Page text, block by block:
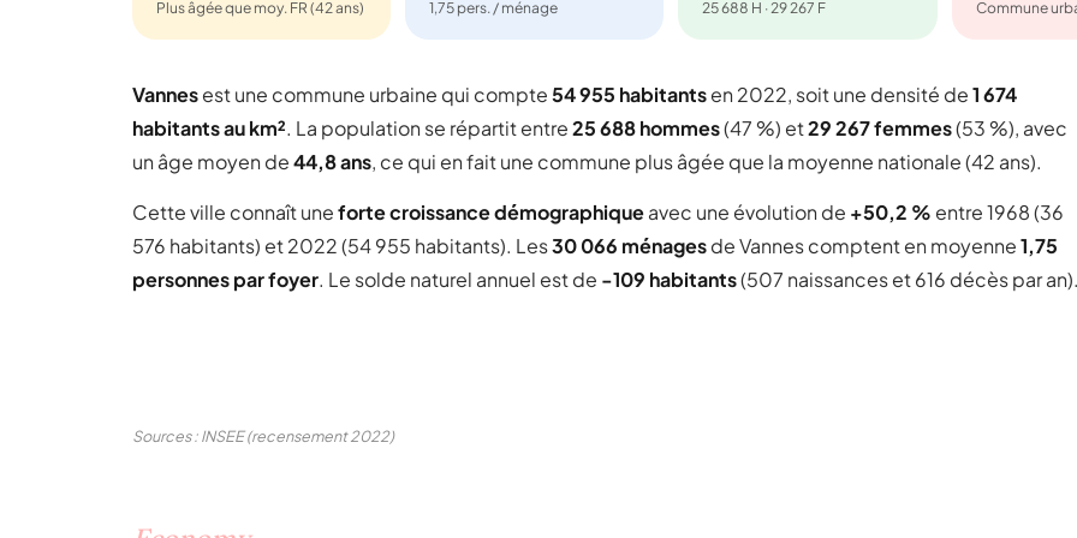
Plus âgée que moy. FR (42 ans) 1,75 pers. / ménage 25 688 H · 29 267 F Commune
Vannesest une commune urbaine qui compte54 955 habitantsen 2022, soit une densité de1 674
habitants au km². La population se répartit entre25 688 hommes(47 %) et29 267 femmes(53 %), avec
un âge moyen de44,8 ans, ce qui en fait une commune plus âgée que la moyenne nationale (42 ans).
Cette ville connaît uneforte croissance démographiqueavec une évolution de +50,2 % entre 1968 (36
576 habitants) et 2022 (54 955 habitants). Les30 066 ménagesde Vannes comptent en moyenne1,75
personnes par foyer. Le solde naturel annuel est de -109 habitants(507 naissances et 616 décès par an).
Sources : INSEE (recensement 2022)